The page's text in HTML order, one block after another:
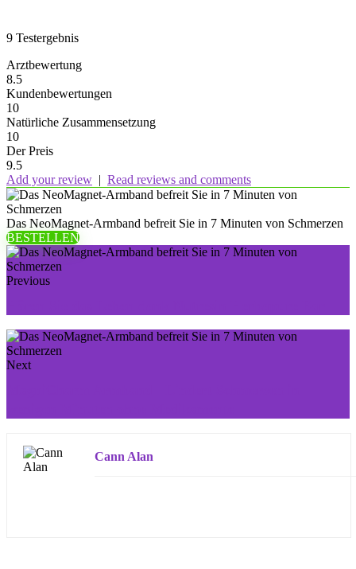
9 Testergebnis
Arztbewertung
8.5
Kundenbewertungen
10
Natürliche Zusammensetzung
10
Der Preis
9.5
Add your review | Read reviews and comments
Das NeoMagnet-Armband befreit Sie in 7 Minuten von Schmerzen
BESTELLEN
Previous
Next
Cann Alan